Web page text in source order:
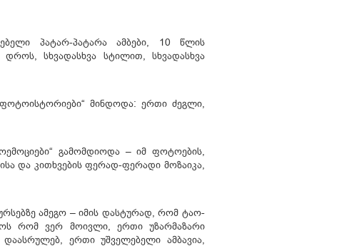
პატარ-პატარა ამბები, 10 წლის
სხვადასხვა სტილით, სხვადასხვა
მინდოდა: ერთი ძეგლი,
გამომდიოდა – იმ ფოტოების,
და კითხვების ფერად-ფერადი მოზაიკა,
ამეგო – იმის დასტურად, რომ ტაო-
რომ ვერ მოივლი, ერთი უზარმაზარი
ერთი უშველებელი ამბავია,